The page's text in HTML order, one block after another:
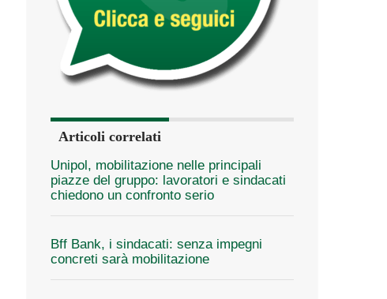
Articoli correlati
Unipol, mobilitazione nelle principali
piazze del gruppo: lavoratori e sindacati
chiedono un confronto serio
Bff Bank, i sindacati: senza impegni
concreti sarà mobilitazione